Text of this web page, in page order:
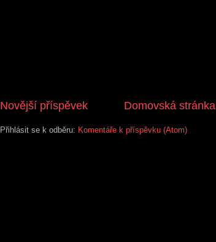
Novější příspěvek Domovská stránka
Přihlásit se k odběru: Komentáře k příspěvku (Atom)